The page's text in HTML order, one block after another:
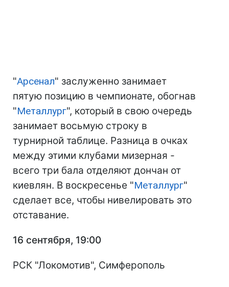
"Арсенал" заслуженно занимает
пятую позицию в чемпионате, обогнав
"Металлург", который в свою очередь
занимает восьмую строку в
турнирной таблице. Разница в очках
между этими клубами мизерная -
всего три бала отделяют дончан от
киевлян. В воскресенье "Металлург"
сделает все, чтобы нивелировать это
отставание.
16 сентября, 19:00
РСК "Локомотив", Симферополь